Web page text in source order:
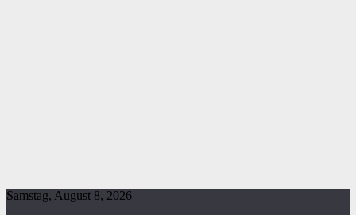
Samstag, August 8, 2026